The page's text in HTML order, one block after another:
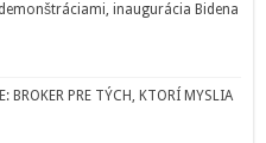
inaugurácia Bidena
BROKER PRE TÝCH, KTORÍ MYSLIA